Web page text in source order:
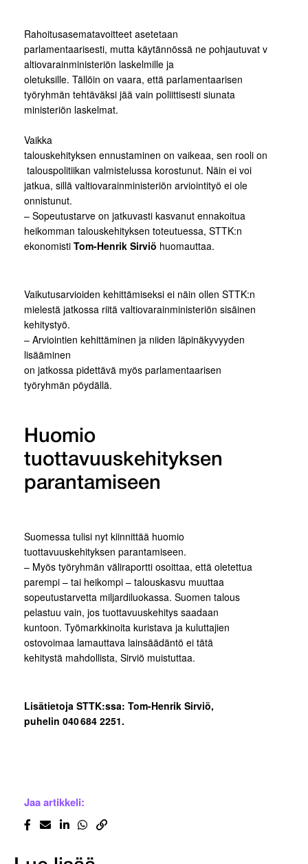
Rahoitusasematavoitteet asetetaan
parlamentaarisesti, mutta käytännössä ne pohjautuvat v
altiovarainministeriön laskelmille ja
oletuksille. Tällöin on vaara, että parlamentaarisen
työryhmän tehtäväksi jää vain poliittisesti siunata
ministeriön laskelmat.
Vaikka
talouskehityksen ennustaminen on vaikeaa, sen rooli on
talouspolitiikan valmistelussa korostunut. Näin ei voi
jatkua, sillä valtiovarainministeriön arviointityö ei ole
onnistunut.
– Sopeutustarve on jatkuvasti kasvanut ennakoitua
heikomman talouskehityksen toteutuessa, STTK:n
ekonomisti Tom-Henrik Sirviö huomauttaa.
Vaikutusarvioiden kehittämiseksi ei näin ollen STTK:n
mielestä jatkossa riitä valtiovarainministeriön sisäinen
kehitystyö.
– Arviointien kehittäminen ja niiden läpinäkyvyyden
lisääminen
on jatkossa pidettävä myös parlamentaarisen
työryhmän pöydällä.
Huomio
tuottavuuskehityksen
parantamiseen
Suomessa tulisi nyt kiinnittää huomio
tuottavuuskehityksen parantamiseen.
– Myös työryhmän väliraportti osoittaa, että oletettua
parempi – tai heikompi – talouskasvu muuttaa
sopeutustarvetta miljardiluokassa. Suomen talous
pelastuu vain, jos tuottavuuskehitys saadaan
kuntoon. Työmarkkinoita kuristava ja kuluttajien
ostovoimaa lamauttava lainsäädäntö ei tätä
kehitystä mahdollista, Sirviö muistuttaa.
Lisätietoja STTK:ssa: Tom-Henrik Sirviö,
puhelin 040 684 2251.
Jaa artikkeli: